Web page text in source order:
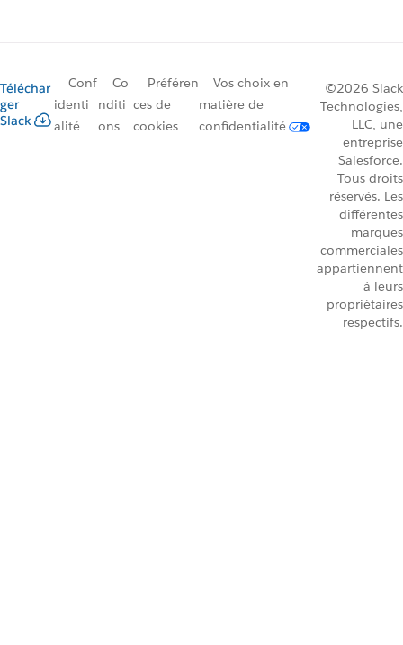
Téléchar
ger
Slack
Conf
identi
alité
Co
nditi
ons
Préféren
ces de
cookies
Vos choix en
matière de
confidentialité
©2026 Slack
Technologies,
LLC, une
entreprise
Salesforce.
Tous droits
réservés. Les
différentes
marques
commerciales
appartiennent
à leurs
propriétaires
respectifs.